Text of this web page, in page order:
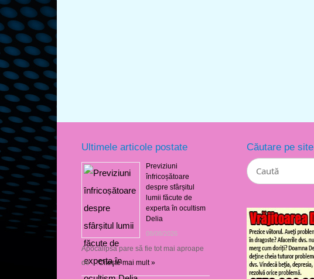
Ultimele articole postate
Previziuni
înfricoșătoare
despre sfârșitul
lumii făcute de
experta în ocultism
Delia
08/08/2026
Apocalipsa pare să fie tot mai aproape
de …Citeşte mai mult »
Căutare pe site